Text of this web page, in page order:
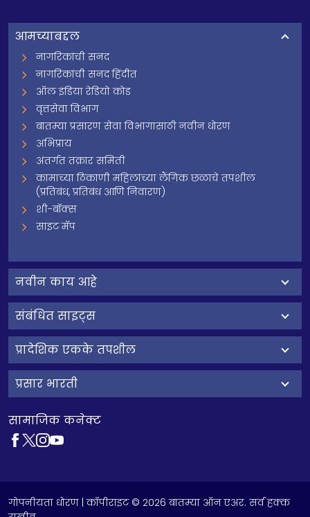
आमच्याबद्दल
नागरिकांची सनद
नागरिकांची सनद हिंदीत
ऑल इंडिया रेडियो कोड
वृत्तसेवा विभाग
बातम्या प्रसारण सेवा विभागासाठी नवीन धोरण
अभिप्राय
अंतर्गत तक्रार समिती
कामाच्या ठिकाणी महिलांच्या लैंगिक छळाचे तपशील
(प्रतिबंध, प्रतिबंध आणि निवारण)
शी-बॉक्स
साइट मॅप
नवीन काय आहे
संबंधित साइट्स
प्रादेशिक एकके तपशील
प्रसार भारती
सामाजिक कनेक्ट
गोपनीयता धोरण | कॉपीराइट © 2026 बातम्या ऑन एअर. सर्व हक्क